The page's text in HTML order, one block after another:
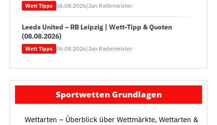
Wett Tipps 06.08.2026|Jan Rademeister
Leeds United – RB Leipzig | Wett-Tipp & Quoten
(08.08.2026)
Wett Tipps 06.08.2026|Jan Rademeister
Sportwetten Grundlagen
Wettarten – Überblick über Wettmärkte, Wettarten &